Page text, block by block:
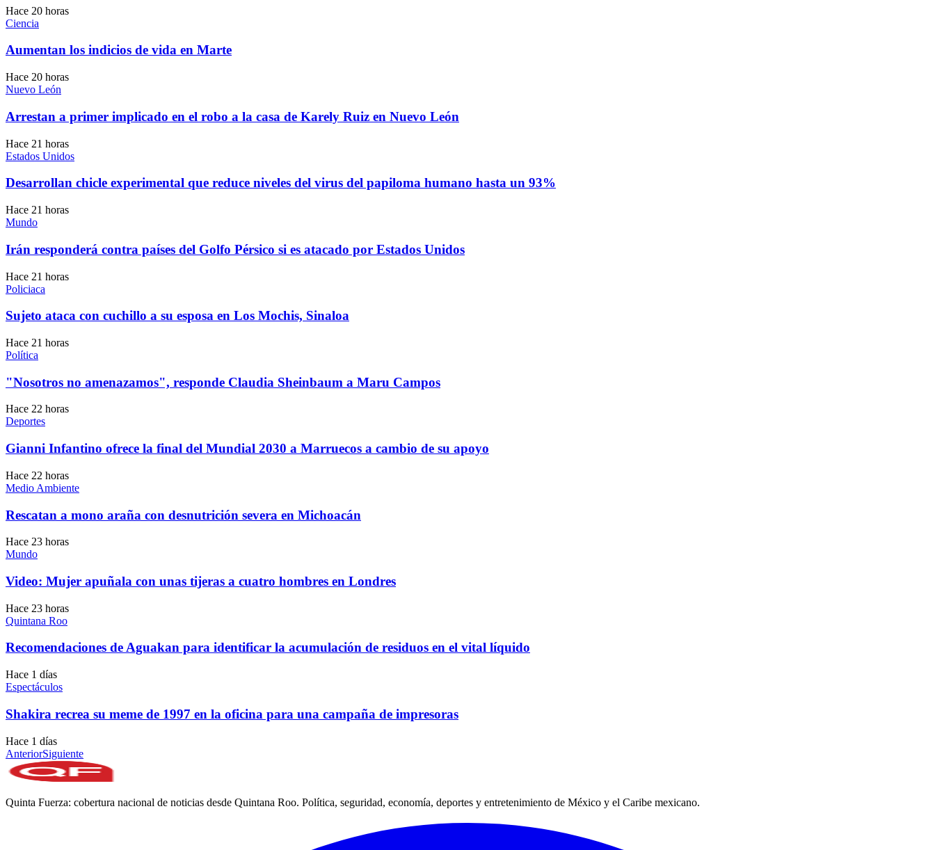
Hace 20 horas
Ciencia
Aumentan los indicios de vida en Marte
Hace 20 horas
Nuevo León
Arrestan a primer implicado en el robo a la casa de Karely Ruiz en Nuevo León
Hace 21 horas
Estados Unidos
Desarrollan chicle experimental que reduce niveles del virus del papiloma humano hasta un 93%
Hace 21 horas
Mundo
Irán responderá contra países del Golfo Pérsico si es atacado por Estados Unidos
Hace 21 horas
Policiaca
Sujeto ataca con cuchillo a su esposa en Los Mochis, Sinaloa
Hace 21 horas
Política
"Nosotros no amenazamos", responde Claudia Sheinbaum a Maru Campos
Hace 22 horas
Deportes
Gianni Infantino ofrece la final del Mundial 2030 a Marruecos a cambio de su apoyo
Hace 22 horas
Medio Ambiente
Rescatan a mono araña con desnutrición severa en Michoacán
Hace 23 horas
Mundo
Video: Mujer apuñala con unas tijeras a cuatro hombres en Londres
Hace 23 horas
Quintana Roo
Recomendaciones de Aguakan para identificar la acumulación de residuos en el vital líquido
Hace 1 días
Espectáculos
Shakira recrea su meme de 1997 en la oficina para una campaña de impresoras
Hace 1 días
AnteriorSiguiente
Quinta Fuerza: cobertura nacional de noticias desde Quintana Roo. Política, seguridad, economía, deportes y entretenimiento de México y el Caribe mexicano.